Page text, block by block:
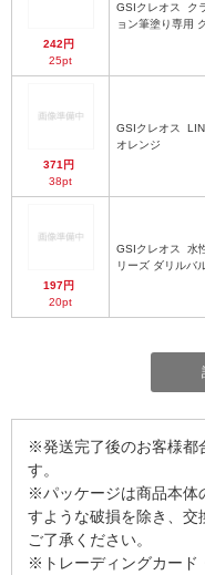
242円
25pt
GSIクレオス
ョン筆塗り専用
371円
38pt
GSIクレオス
オレンジ
197円
20pt
GSIクレオス
リーズ ダリルバ
※発送完了後のお客様都
す。
※パッケージは商品本体
すような破損を除き、交
ご了承ください。
※トレーディングカード